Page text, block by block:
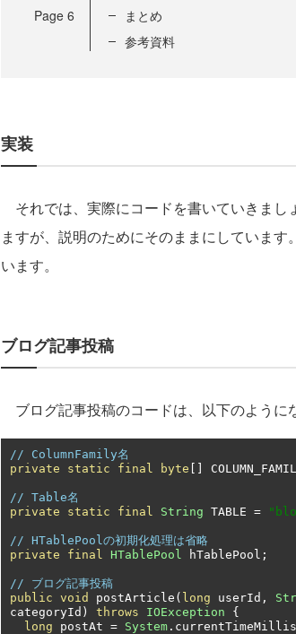
Page 6
まとめ
参考資料
実装
それでは、実際にコードを書いていきまし
ますが、説明のためにそのままにしていま
います。
ブログ記事投稿
ブログ記事投稿のコードは、以下のように
// ColumnFamily名
private
static final byte
// Table名
private
static final String TABLE =
// HTablePoolの初期化処理は省略
private
final HTablePool hTablePool ;
// ブログ記事投稿
public void postArticle ( long userId ,
categoryId ) throws IOException
{
long postAt = System . currentTimeMillis